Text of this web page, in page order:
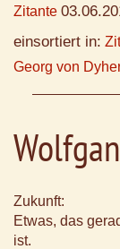
Zitante
einsortiert in:
Georg von
Zukunft:
Etwas, das
ist.